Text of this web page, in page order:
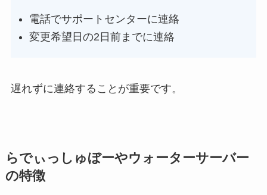
電話でサポートセンターに連絡
変更希望日の2日前までに連絡
遅れずに連絡することが重要です。
らでぃっしゅぼーやウォーターサーバー
の特徴